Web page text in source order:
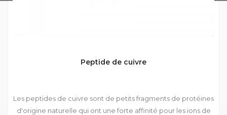
Peptide de cuivre
Les peptides de cuivre sont de petits fragments de protéines
d'origine naturelle qui ont une forte affinité pour les ions de